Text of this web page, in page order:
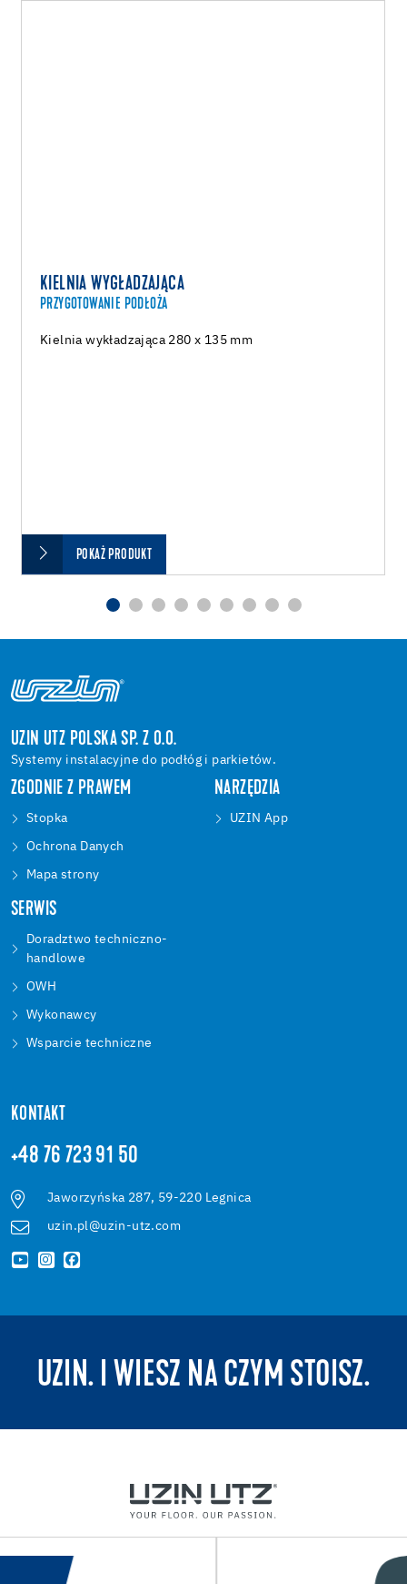
KIELNIA WYGŁADZAJĄCA
PRZYGOTOWANIE PODŁOŻA
Kielnia wykładzająca 280 x 135 mm
POKAŻ PRODUKT
UZIN UTZ POLSKA SP. Z O.O.
Systemy instalacyjne do podłóg i parkietów.
ZGODNIE Z PRAWEM
Stopka
Ochrona Danych
Mapa strony
NARZĘDZIA
UZIN App
SERWIS
Doradztwo techniczno-
handlowe
OWH
Wykonawcy
Wsparcie techniczne
KONTAKT
+48 76 723 91 50
Jaworzyńska 287, 59-220 Legnica
uzin.pl@uzin-utz.com
UZIN. I WIESZ NA CZYM STOISZ.